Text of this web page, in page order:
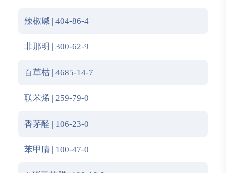
辣椒碱 | 404-86-4
非那明 | 300-62-9
百草枯 | 4685-14-7
联苯烯 | 259-79-0
香茅醛 | 106-23-0
苯甲腈 | 100-47-0